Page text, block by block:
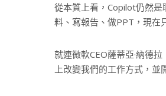
從本質上看，Copilot仍然
料、寫報告、做PPT，現在
就連微軟CEO薩蒂亞·納德
上改變我們的工作方式，並